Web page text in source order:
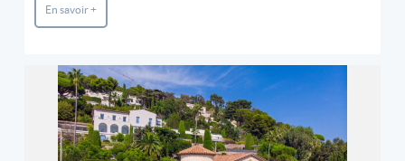
En savoir +
REF: 941 CM
Agence IMPACT
2